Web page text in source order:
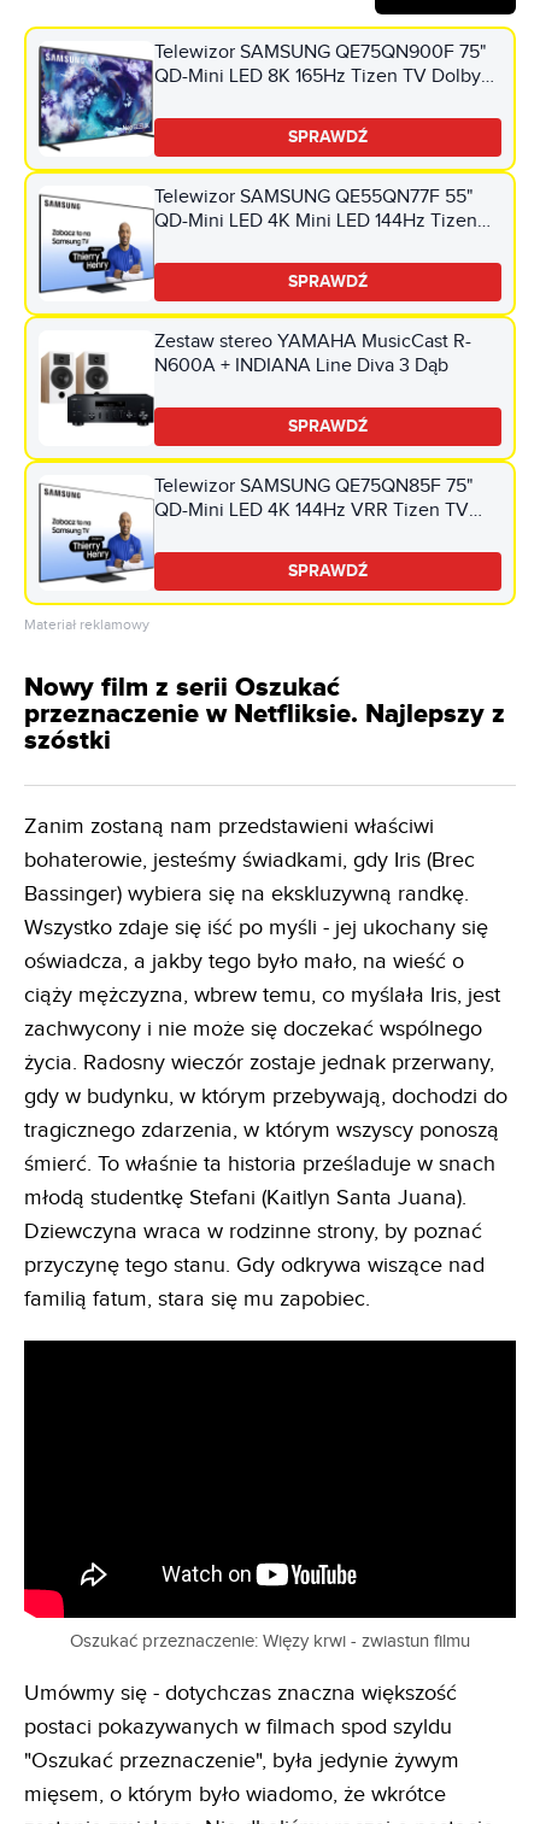
Telewizor SAMSUNG QE75QN900F 75"
QD-Mini LED 8K 165Hz Tizen TV Dolby
SPRAWDŹ
Telewizor SAMSUNG QE55QN77F 55"
QD-Mini LED 4K Mini LED 144Hz Tizen
SPRAWDŹ
Zestaw stereo YAMAHA MusicCast R-
N600A + INDIANA Line Diva 3 Dąb
SPRAWDŹ
Telewizor SAMSUNG QE75QN85F 75"
QD-Mini LED 4K 144Hz VRR Tizen TV
SPRAWDŹ
Materiał reklamowy
Nowy film z serii Oszukać
przeznaczenie w Netfliksie. Najlepszy z
szóstki
Zanim zostaną nam przedstawieni właściwi
bohaterowie, jesteśmy świadkami, gdy Iris (Brec
Bassinger) wybiera się na ekskluzywną randkę.
Wszystko zdaje się iść po myśli - jej ukochany się
oświadcza, a jakby tego było mało, na wieść o
ciąży mężczyzna, wbrew temu, co myślała Iris, jest
zachwycony i nie może się doczekać wspólnego
życia. Radosny wieczór zostaje jednak przerwany,
gdy w budynku, w którym przebywają, dochodzi do
tragicznego zdarzenia, w którym wszyscy ponoszą
śmierć. To właśnie ta historia prześladuje w snach
młodą studentkę Stefani (Kaitlyn Santa Juana).
Dziewczyna wraca w rodzinne strony, by poznać
przyczynę tego stanu. Gdy odkrywa wiszące nad
familią fatum, stara się mu zapobiec.
Oszukać przeznaczenie: Więzy krwi - zwiastun filmu
Umówmy się - dotychczas znaczna większość
postaci pokazywanych w filmach spod szyldu
"Oszukać przeznaczenie", była jedynie żywym
mięsem, o którym było wiadomo, że wkrótce